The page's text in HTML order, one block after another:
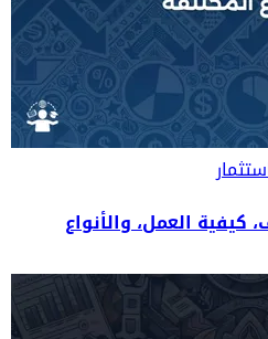
كيفية العمل، والأنواع